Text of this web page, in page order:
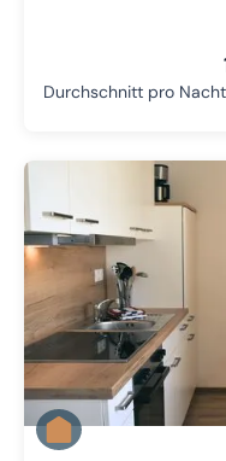
Durchschnitt pro